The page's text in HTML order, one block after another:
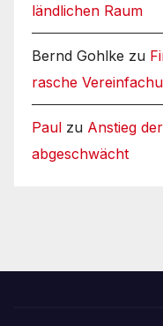
ländlichen Raum
Bernd Gohlke zu
rasche
Paul zu Anstieg
abgeschwächt